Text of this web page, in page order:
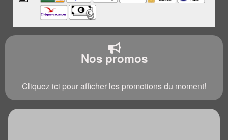
Nos promos
Cliquez ici pour afficher les promotions du moment!